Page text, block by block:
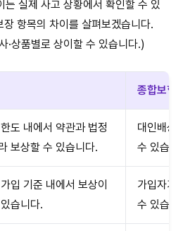
는 실제 사고 상황에서 확인할 수 있
항목의 차이를 살펴보겠습니다.
·상품별로 상이할 수 있습니다.)
종합보험
도 내에서 약관과 법정
보상할 수 있습니다.
대인배상
수 있습니
입 기준 내에서 보상이
습니다.
가입자가
수 있습니